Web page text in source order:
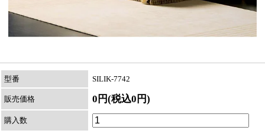
型番 SILIK-7742
販売価格 0円(税込0円)
購入数